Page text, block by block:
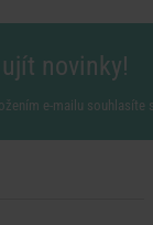
novinky!
e-mailu souhlasíte